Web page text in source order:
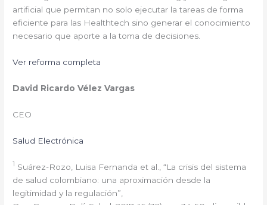
artificial que permitan no solo ejecutar la tareas de forma
eficiente para las Healthtech sino generar el conocimiento
necesario que aporte a la toma de decisiones.
Ver reforma completa
David Ricardo Vélez Vargas
CEO
Salud Electrónica
1 Suárez-Rozo, Luisa Fernanda et al., “La crisis del sistema
de salud colombiano: una aproximación desde la
legitimidad y la regulación”,